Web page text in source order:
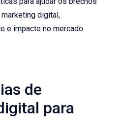
digital,
e impacto no mercado
de
para